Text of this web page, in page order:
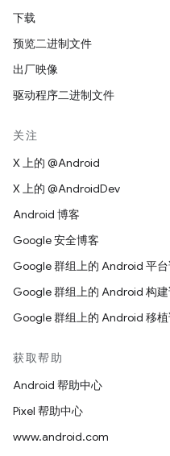
下载
预览二进制文件
出厂映像
驱动程序二进制文件
关注
X 上的 @Android
X 上的 @AndroidDev
Android 博客
Google 安全博客
Google 群组上的 Android 平
Google 群组上的 Android 构
Google 群组上的 Android 移
获取帮助
Android 帮助中心
Pixel 帮助中心
www.android.com